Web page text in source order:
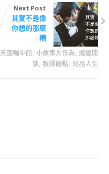
Next Post
其實不是像
你想的那麼
糟
天國咖啡館,小故事大作為,爐邊閒
談,牧師觀點, 閃亮人生